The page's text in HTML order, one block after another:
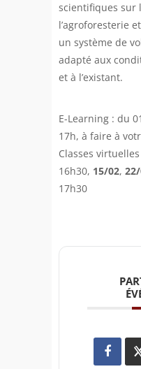
scientifiques sur
l’agroforesterie
un système de
adapté aux
et à l’existant.
E-Learning : du
17h, à faire à
Classes
16h30, 15/02,
17h30